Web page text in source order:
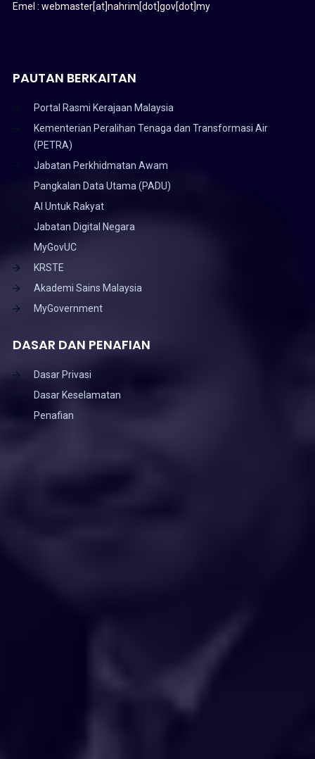
Emel : webmaster[at]nahrim[dot]gov[dot]my
PAUTAN BERKAITAN
Portal Rasmi Kerajaan Malaysia
Kementerian Peralihan Tenaga dan Transformasi Air
(PETRA)
Jabatan Perkhidmatan Awam
Pangkalan Data Utama (PADU)
AI Untuk Rakyat
Jabatan Digital Negara
MyGovUC
KRSTE
Akademi Sains Malaysia
MyGovernment
DASAR DAN PENAFIAN
Dasar Privasi
Dasar Keselamatan
Penafian